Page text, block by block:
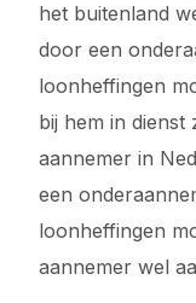
het buitenland
door een
loonheffingen
bij hem in dienst
aannemer in
een
loonheffingen
aannemer wel